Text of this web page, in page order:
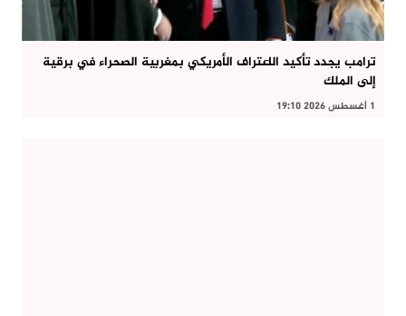
ترامب يجدد تأكيد الاعتراف الأمريكي بمغربية الصحراء في برقية
إلى الملك
1 أغسطس 2026 19:10